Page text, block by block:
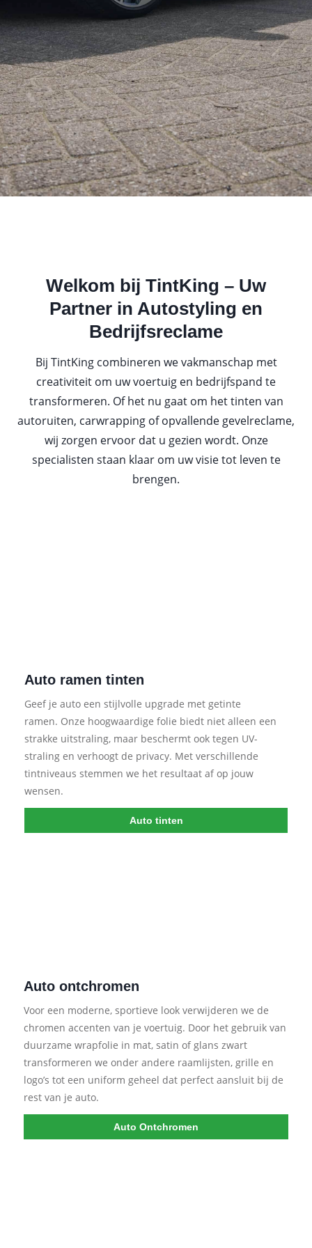
Welkom bij TintKing – Uw
Partner in Autostyling en
Bedrijfsreclame
Bij TintKing combineren we vakmanschap met
creativiteit om uw voertuig en bedrijfspand te
transformeren. Of het nu gaat om het tinten van
autoruiten, carwrapping of opvallende gevelreclame,
wij zorgen ervoor dat u gezien wordt. Onze
specialisten staan klaar om uw visie tot leven te
brengen.​
Auto ramen tinten
Geef je auto een stijlvolle upgrade met getinte
ramen. Onze hoogwaardige folie biedt niet alleen een
strakke uitstraling, maar beschermt ook tegen UV-
straling en verhoogt de privacy. Met verschillende
tintniveaus stemmen we het resultaat af op jouw
wensen.​
Auto tinten
Auto ontchromen
Voor een moderne, sportieve look verwijderen we de
chromen accenten van je voertuig. Door het gebruik van
duurzame wrapfolie in mat, satin of glans zwart
transformeren we onder andere raamlijsten, grille en
logo’s tot een uniform geheel dat perfect aansluit bij de
rest van je auto.
Auto Ontchromen